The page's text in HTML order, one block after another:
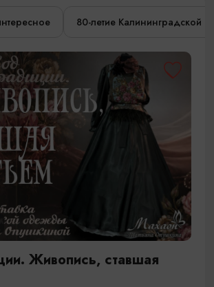
80-летие Калининградской
Живопись, ставшая